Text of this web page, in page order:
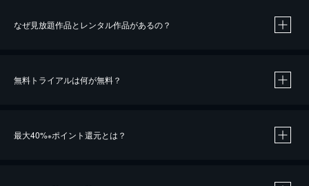
なぜ見放題作品とレンタル作品があるの？
無料トライアルは何が無料？
最大40%※ポイント還元とは？